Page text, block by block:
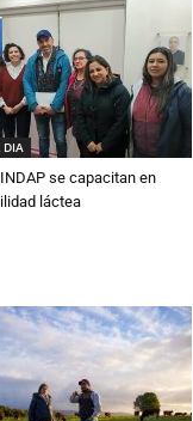
DIA
se capacitan en
láctea